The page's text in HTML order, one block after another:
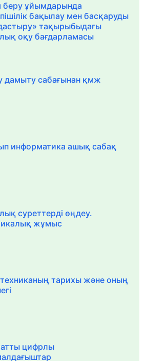
беру ұйымдарында
бақылау мен басқаруды
тақырыбыдағы
оқу бағдарламасы
дамыту сабағынан қмж
информатика ашық сабақ
суреттерді өңдеу.
жұмыс
тарихы және оның
цифрлы